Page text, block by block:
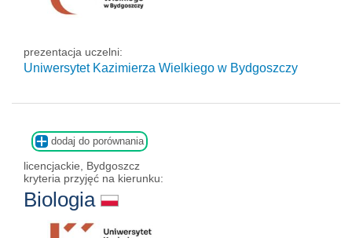
prezentacja uczelni:
Uniwersytet Kazimierza Wielkiego w Bydgoszczy
dodaj do porównania
licencjackie, Bydgoszcz
kryteria przyjęć na kierunku:
Biologia